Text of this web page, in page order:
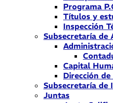
Programa
Títulos y
Inspección
Subsecretaría de
Capital
Dirección
Subsecretaría
Juntas